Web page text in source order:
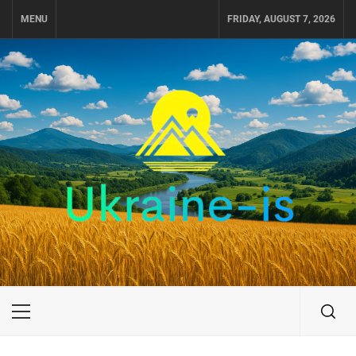
MENU FRIDAY, AUGUST 7, 2026
UKRAINE-IS
ПУТЕШЕСТВИЕ ПО УКРАИНЕ
Primary